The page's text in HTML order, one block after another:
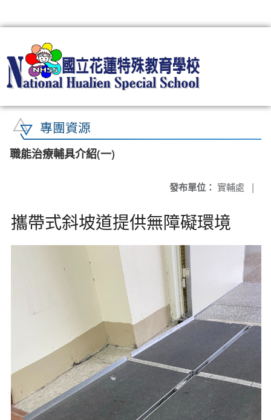
專團資源
職能治療輔具介紹(一)
發布單位： 實輔處 |
攜帶式斜坡道提供無障礙環境